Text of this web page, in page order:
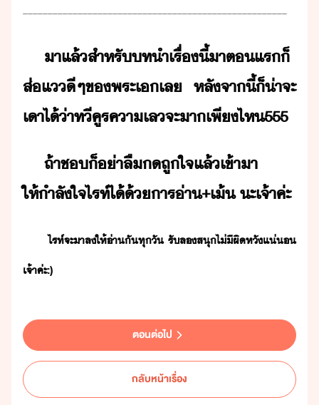
_____________________________________________________
า​แล้​สำหรั​ทำ​เรื่​ี้​าต​แร​็​
ส่แ​ี​ๆ​ข​พระเ​เล​ ​หลัจาี้​็​่าจะ​
เา​ไ้​่า​ที​คูร​คา​เล​จะ​า​เพี​ไห​555
ถ้า​ช​็​่า​ลื​​ถูใจ​แล้​เข้าา​
ให้ำลัใจ​ไรท์​ไ้​้​าร​่า​+​เ้​ ​ะ​เจ้าค่ะ
​​​ ​ไรท์​จะ​า​ล​ให้​่า​ั​ทุั​ ​รั​ล​สุ​ไ่ี​ผิหั​แ่​
เจ้าค่ะ​:)
ตอนต่อไป
กลับหน้าเรื่อง